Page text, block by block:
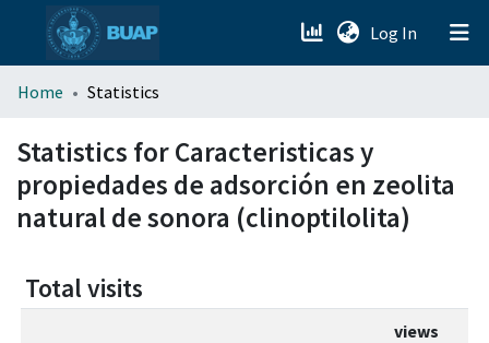
Log In (current)
menu.section.about_menu
All of DSpace
Home Statistics
Statistics for Caracteristicas y
propiedades de adsorción en zeolita
natural de sonora (clinoptilolita)
Total visits
views